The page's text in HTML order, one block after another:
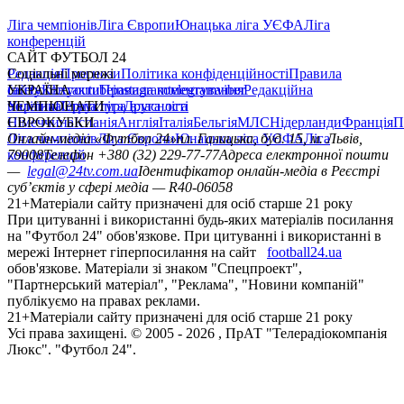
Ліга чемпіонівЛіга ЄвропиЮнацька ліга УЄФАЛіга
конференцій
САЙТ ФУТБОЛ 24
РедакціяПрогнозиПолітика конфіденційностіПравила
сайтуКонтактиПравила коментуванняРедакційна
політикаСтруктура власності
Соціальні мережі
facebookxyoutubeinstagramtelegramviber
УКРАЇНА
УкраїнаПерша лігаДруга ліга
ЧЕМПІОНАТИ
НімеччинаІспаніяАнгліяІталіяБельгіяМЛСНідерландиФранція
ЄВРОКУБКИ
Ліга чемпіонівЛіга ЄвропиЮнацька ліга УЄФАЛіга
конференцій
Онлайн-медіа «Футбол 24»пл. Галицька, буд. 15, м. Львів,
79008Телефон +380 (32) 229-77-77Адреса електронної пошти
— legal@24tv.com.uaІдентифікатор онлайн-медіа в Реєстрі
суб’єктів у сфері медіа — R40-06058
21+Матеріали сайту призначені для осіб старше 21 року
При цитуванні і використанні будь-яких матеріалів посилання
на "Футбол 24" обов'язкове. При цитуванні і використанні в
мережі Інтернет гіперпосилання на сайт
football24.ua
обов'язкове. Матеріали зі знаком "Спецпроект",
"Партнерський матеріал", "Реклама", "Новини компаній"
публікуємо на правах реклами.
21+Матеріали сайту призначені для осіб старше 21 року
Усi права захищенi. © 2005 - 2026 , ПрАТ "Телерадіокомпанія
Люкс". "Футбол 24".